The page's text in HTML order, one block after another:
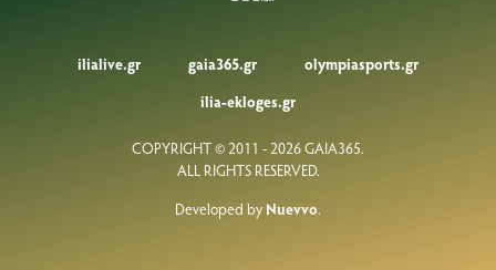
ilialive.gr gaia365.gr
olympiasports.gr
ilia-ekloges.gr
COPYRIGHT © 2011 - 2026 GAIA365.
ALL RIGHTS RESERVED.
Developed by Nuevvo.